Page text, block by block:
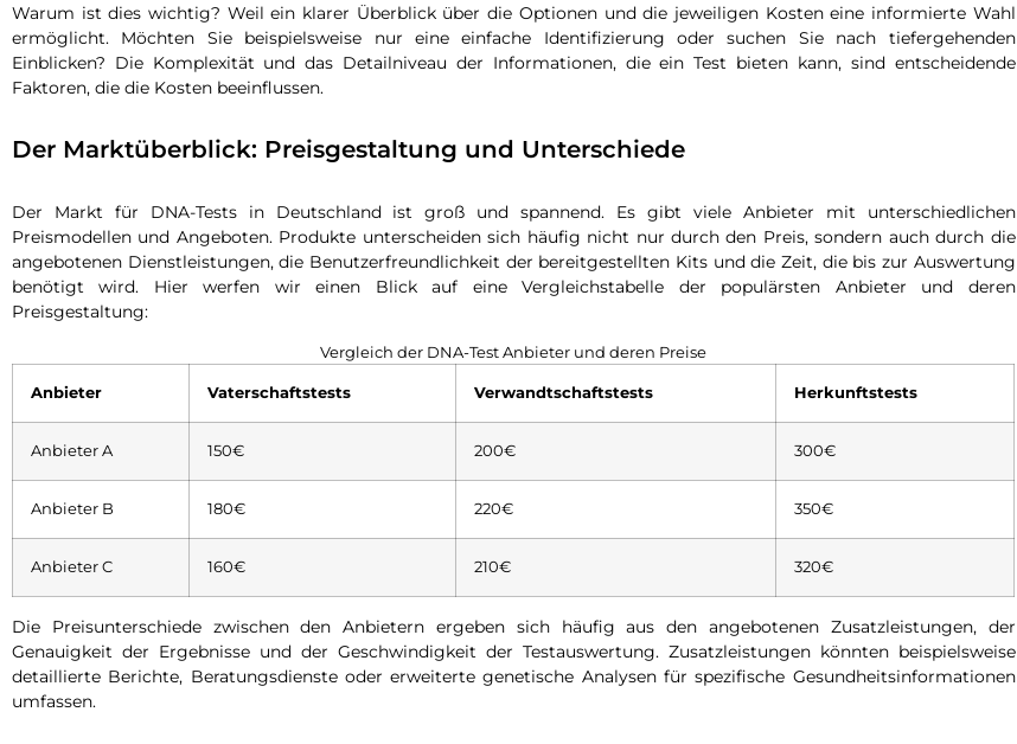
Warum ist dies wichtig? Weil ein klarer Überblick über die Optionen und die jeweiligen Kosten eine informierte Wahl
ermöglicht. Möchten Sie beispielsweise nur eine einfache Identifizierung oder suchen Sie nach tiefergehenden
Einblicken? Die Komplexität und das Detailniveau der Informationen, die ein Test bieten kann, sind entscheidende
Faktoren, die die Kosten beeinflussen.
Der Marktüberblick: Preisgestaltung und Unterschiede
Der Markt für DNA-Tests in Deutschland ist groß und spannend. Es gibt viele Anbieter mit unterschiedlichen
Preismodellen und Angeboten. Produkte unterscheiden sich häufig nicht nur durch den Preis, sondern auch durch die
angebotenen Dienstleistungen, die Benutzerfreundlichkeit der bereitgestellten Kits und die Zeit, die bis zur Auswertung
benötigt wird. Hier werfen wir einen Blick auf eine Vergleichstabelle der populärsten Anbieter und deren
Preisgestaltung:
Vergleich der DNA-Test Anbieter und deren Preise
Anbieter Vaterschaftstests Verwandtschaftstests Herkunftstests
Anbieter A 150€ 200€ 300€
Anbieter B 180€ 220€ 350€
Anbieter C 160€ 210€ 320€
Die Preisunterschiede zwischen den Anbietern ergeben sich häufig aus den angebotenen Zusatzleistungen, der
Genauigkeit der Ergebnisse und der Geschwindigkeit der Testauswertung. Zusatzleistungen könnten beispielsweise
detaillierte Berichte, Beratungsdienste oder erweiterte genetische Analysen für spezifische Gesundheitsinformationen
umfassen.